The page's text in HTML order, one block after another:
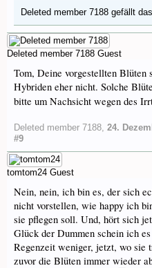
Deleted member 7188 gefällt
Deleted member 7188 Guest
Tom, Deine vorgestellten Blüten
Hybriden eher nicht. Solche
bitte um Nachsicht wegen des
Deleted member 7188, 24.
#9
tomtom24 Guest
Nein, nein, ich bin es, der sich
nicht vorstellen, wie happy ich
sie pflegen soll. Und, hört sich
Glück der Dummen schein ich
Regenzeit weniger, jetzt, wo sie
zuvor die Blüten immer wieder